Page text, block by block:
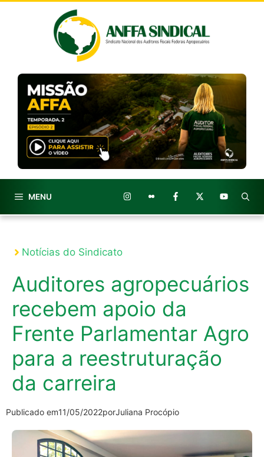
MENU
Notícias do Sindicato
Auditores agropecuários
recebem apoio da
Frente Parlamentar Agro
para a reestruturação
da carreira
Publicado em11/05/2022porJuliana Procópio